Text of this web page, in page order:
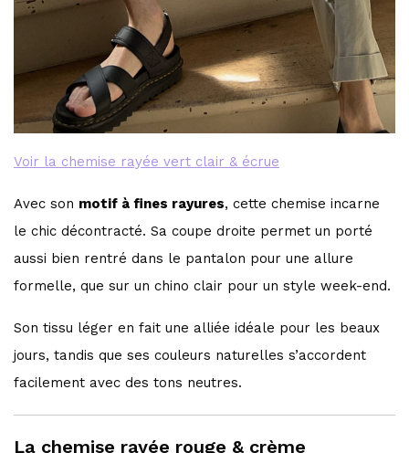
Voir la chemise rayée vert clair & écrue
Avec son motif à fines rayures, cette chemise incarne
le chic décontracté. Sa coupe droite permet un porté
aussi bien rentré dans le pantalon pour une allure
formelle, que sur un chino clair pour un style week-end.
Son tissu léger en fait une alliée idéale pour les beaux
jours, tandis que ses couleurs naturelles s’accordent
facilement avec des tons neutres.
La chemise rayée rouge & crème